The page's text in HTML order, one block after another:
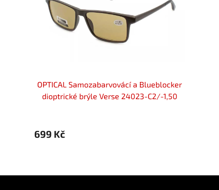
OPTICAL Samozabarvovácí a Blueblocker
dioptrické brýle Verse 24023-C2/-1,50
699 Kč